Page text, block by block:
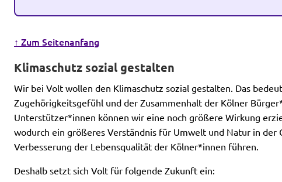
↑ Zum Seitenanfang
Klimaschutz sozial gestalten
Wir bei Volt wollen den Klimaschutz sozial gestalten. Das
Zugehörigkeitsgefühl und der Zusammenhalt der Kölner
Unterstützer*innen können wir eine noch größere Wirkung
wodurch ein größeres Verständnis für Umwelt und Natur in
Verbesserung der Lebensqualität der Kölner*innen führen.
Deshalb setzt sich Volt für folgende Zukunft ein: